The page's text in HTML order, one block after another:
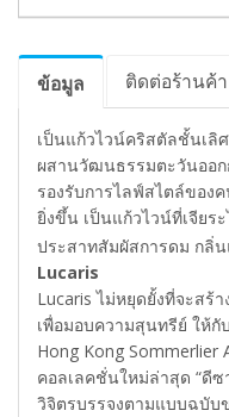
ข้อมูล ติดต่อร้านค้า
เป็นแก้วไวน์คริสตัลชั้นเลิ
ผสานวัฒนธรรมตะวันออ
รองรับการไลฟ์สไตล์ของ
ยิ่งขึ้น เป็นแก้วไวน์ที่เจียร
ประสาทสัมผัสการดม กลิ่
Lucaris
Lucaris ไม่หยุดยั้งที่จะสร้
เพื่อมอบความสุนทรีย์ ให้
Hong Kong
คอลเลคชั่นใหม่ล่าสุด “ดีซ
วิจิตรบรรจงตามแบบฉบั